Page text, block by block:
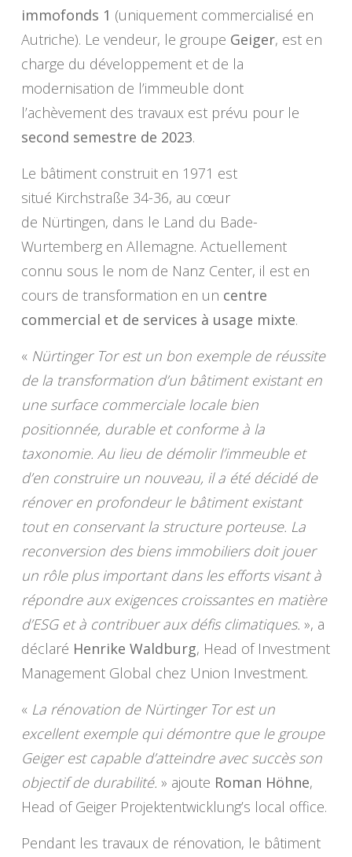
immofonds 1 (uniquement commercialisé en
Autriche). Le vendeur, le groupe Geiger, est en
charge du développement et de la
modernisation de l’immeuble dont
l’achèvement des travaux est prévu pour le
second semestre de 2023.
Le bâtiment construit en 1971 est
situé Kirchstraße 34-36, au cœur
de Nürtingen, dans le Land du Bade-
Wurtemberg en Allemagne. Actuellement
connu sous le nom de Nanz Center, il est en
cours de transformation en un centre
commercial et de services à usage mixte.
« Nürtinger Tor est un bon exemple de réussite
de la transformation d’un bâtiment existant en
une surface commerciale locale bien
positionnée, durable et conforme à la
taxonomie. Au lieu de démolir l’immeuble et
d’en construire un nouveau, il a été décidé de
rénover en profondeur le bâtiment existant
tout en conservant la structure porteuse. La
reconversion des biens immobiliers doit jouer
un rôle plus important dans les efforts visant à
répondre aux exigences croissantes en matière
d’ESG et à contribuer aux défis climatiques. », a
déclaré Henrike Waldburg, Head of Investment
Management Global chez Union Investment.
«La rénovation de Nürtinger Tor est un
excellent exemple qui démontre que le groupe
Geiger est capable d’atteindre avec succès son
objectif de durabilité. » ajoute Roman Höhne,
Head of Geiger Projektentwicklung’s local office.
Pendant les travaux de rénovation, le bâtiment